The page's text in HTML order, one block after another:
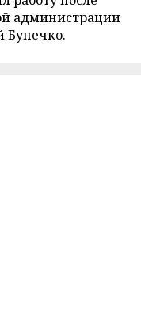
администрации
Бунечко.